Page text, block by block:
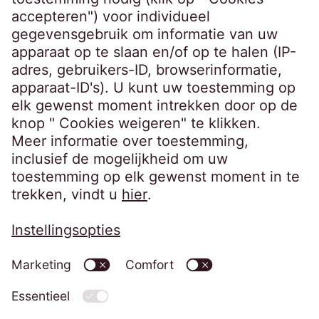
20099 Hamburg
Germany
crossborder@eos-solutions.com